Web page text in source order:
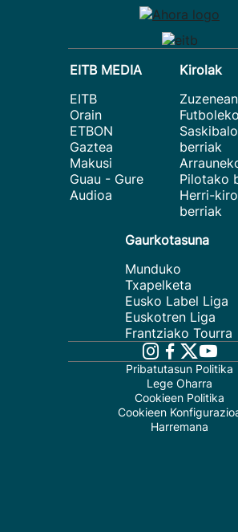
EITB MEDIA
EITB
Orain
ETBON
Gaztea
Makusi
Guau - Gure
Audioa
Kirolak
Zuzenean
berriak
Pilotako
Herri-
berriak
Gaurkotasuna
Munduko
Txapelketa
Eusko Label Liga
Euskotren Liga
Frantziako Tourra
Pribatutasun Politika
Lege Oharra
Cookieen Politika
Cookieen
Harremana